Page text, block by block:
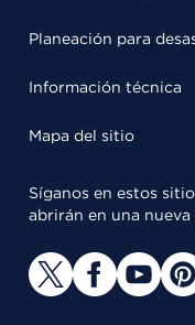
Planeación para
Información técnica
Mapa del sitio
Síganos en estos
abrirán en una